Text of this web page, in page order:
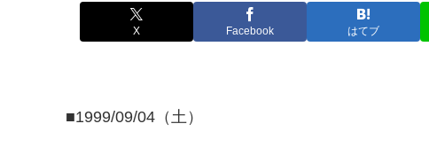
X Facebook はてブ
■1999/09/04（土）